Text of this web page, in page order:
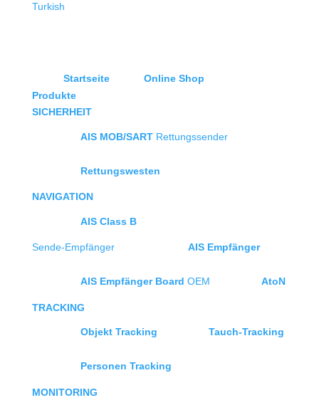
Turkish
Startseite
Online Shop
Produkte
SICHERHEIT
AIS MOB/SARTRettungssender
Rettungswesten
NAVIGATION
AIS Class B
Sende-Empfänger AIS Empfänger
AIS Empfänger Board OEM AtoN
TRACKING
Objekt Tracking Tauch-Tracking
Personen Tracking
MONITORING